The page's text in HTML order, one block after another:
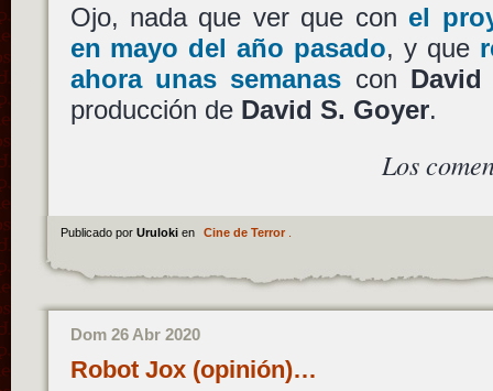
Ojo, nada que ver que con el
en mayo del año pasado, y que
ahora unas semanas con David
producción de David S. Goyer.
Los
Publicado por Uruloki en Cine de Terror.
Dom 26 Abr 2020
Robot Jox (opinión)…